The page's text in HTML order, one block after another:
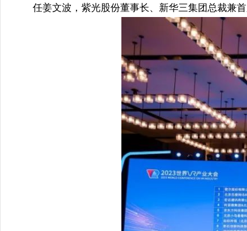
任姜文波，紫光股份董事长、新华三集团总裁兼